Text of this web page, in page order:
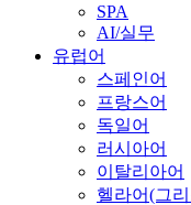
SPA
AI/실무
유럽어
스페인어
프랑스어
독일어
러시아어
이탈리아어
헬라어(그